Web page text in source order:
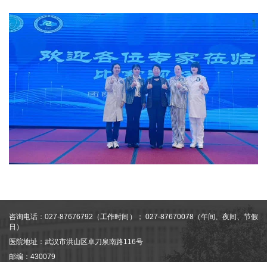
咨询电话：027-87676792（工作时间）； 027-87670078（午间、夜间、节假
日）
医院地址：武汉市洪山区卓刀泉南路116号
邮编：430079